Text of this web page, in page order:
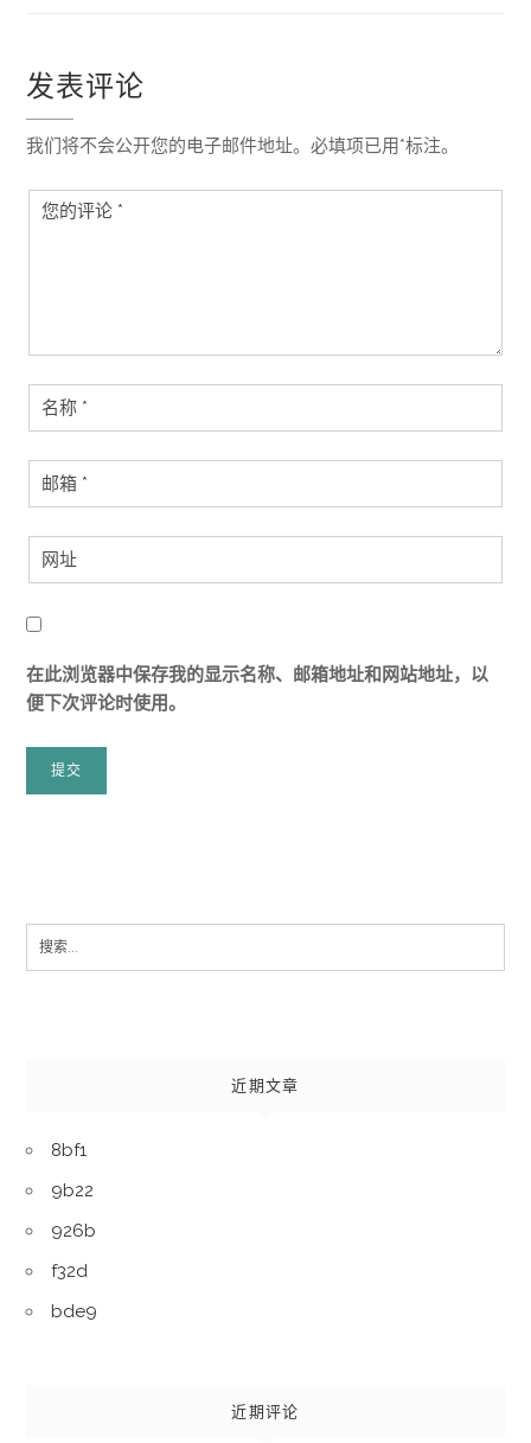
发表评论
我们将不会公开您的电子邮件地址。必填项已用*标注。
在此浏览器中保存我的显示名称、邮箱地址和网站地址，以
便下次评论时使用。
Search
for:
近期文章
8bf1
9b22
926b
f32d
bde9
近期评论